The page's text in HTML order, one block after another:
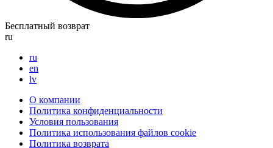
Бесплатный возврат
ru
ru
en
lv
О компании
Политика конфиденциальности
Условия пользования
Политика использования файлов cookie
Политика возврата